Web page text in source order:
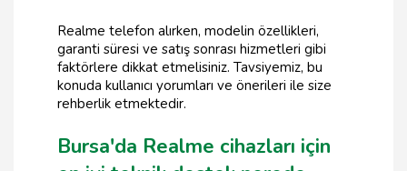
Realme telefon alırken, modelin özellikleri,
garanti süresi ve satış sonrası hizmetleri gibi
faktörlere dikkat etmelisiniz. Tavsiyemiz, bu
konuda kullanıcı yorumları ve önerileri ile size
rehberlik etmektedir.
Bursa'da Realme cihazları için